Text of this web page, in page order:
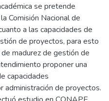
se pretende
Comisión Nacional de
a las capacidades de
de proyectos, para esto
madurez de gestión de
proponer una
capacidades
administración de proyectos.